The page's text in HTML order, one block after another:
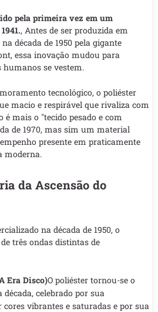
pela primeira vez em um
, Antes de ser produzida em
década de 1950 pela gigante
essa inovação mudou para
se vestem.
tecnológico, o poliéster
macio e respirável que rivaliza com
é mais o "tecido pesado e com
de 1970, mas sim um material
presente em praticamente
moderna.
da Ascensão do
na década de 1950, o
três ondas distintas de
Era Disco)O poliéster tornou-se o
celebrado por sua
cores vibrantes e saturadas e por sua